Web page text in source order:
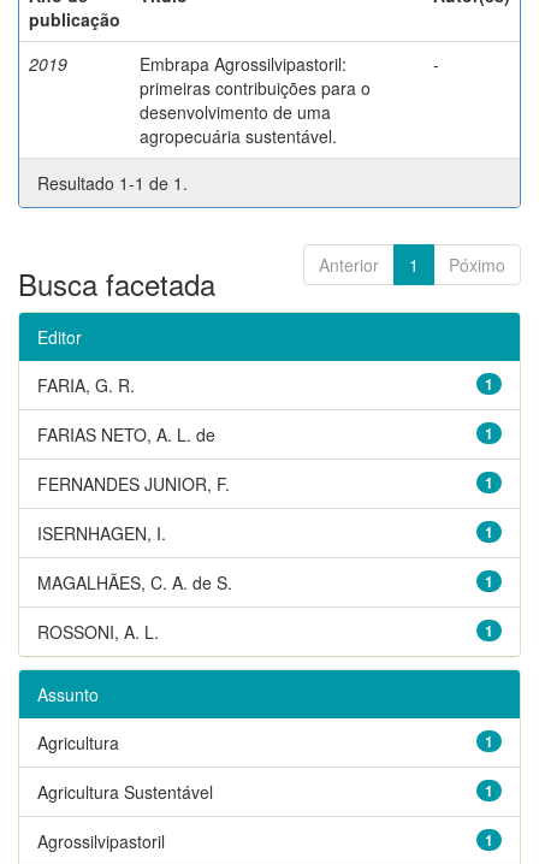
publicação
2019
Embrapa Agrossilvipastoril:
primeiras contribuições para o
desenvolvimento de uma
agropecuária sustentável.
-
Resultado 1-1 de 1.
Anterior 1 Póximo
Busca facetada
Editor
1
FARIA, G. R.
1
FARIAS NETO, A. L. de
1
FERNANDES JUNIOR, F.
1
ISERNHAGEN, I.
1
MAGALHÃES, C. A. de S.
1
ROSSONI, A. L.
Assunto
1
Agricultura
1
Agricultura Sustentável
1
Agrossilvipastoril